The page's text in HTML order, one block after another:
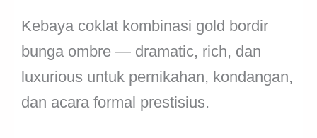
Kebaya coklat kombinasi gold bordir
bunga ombre — dramatic, rich, dan
luxurious untuk pernikahan, kondangan,
dan acara formal prestisius.